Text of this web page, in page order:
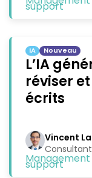
support
IA Nouveau
L’IA
réviser
écrits
Vincent
support